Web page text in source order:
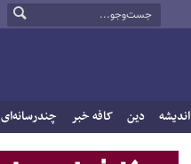
اندیشه دین کافه خبر چندرسانه‌ای